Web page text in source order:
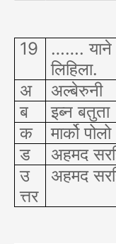
19
……. याने
लिहिला.
अ
अल्बेरुनी
ब
इब्न बतुता
क
मार्को पोलो
ड
अहमद
उ
त्तर
अहमद